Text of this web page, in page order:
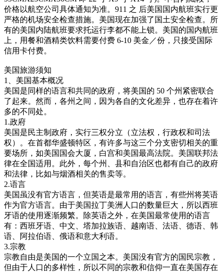
价格以航空公司具体通知为准。911 之 后美国国内航班实行更
严格的机场安全检查措施。美国现在加强了国土安全检查。所
有的美国内陆航班要求托运行李都不能上锁。美国的国内航班
上，用餐和酒精类饮料需要付费 6-10 美金／份，只接受国际
信用卡付费。
美国旅游须知
1、美国基本概况
美国是同样的语言和共同的政府，将美国的 50 个州紧密联合
了起来。然而，各州之间，因为各自的文化差异，也存在着许
多的不同处。
1.政府
美国是民主制政府，实行三权分立（立法权，行政权和司法
权）。在首都华盛顿特区，有许多与这三个分支密切相关的重
要场所，如美国国会大厦，白宫和美国最高法院。美国联邦法
律在全国适用。此外，每个州、县和自治区也都有自己的政府
和法律，比如与烟酒相关的售卖等。
2.语言
美国虽没有官方语言，但英语是最常用的语言，有些州将英语
作为官方语言。由于美国拉丁美洲人口的数量巨大，所以西班
牙语的使用逐渐频繁。除英语之外，在美国最常使用的语言
有：西班牙语、中文、塔加拉族语、越南语、法语、德语、韩
语、阿拉伯语、俄语和意大利语。
3.宗教
宗教自由是美国的一个立国之本。美国没有官方的国民宗教，
但由于人口的多样性，所以不同的宗教和信仰一直在美国存在